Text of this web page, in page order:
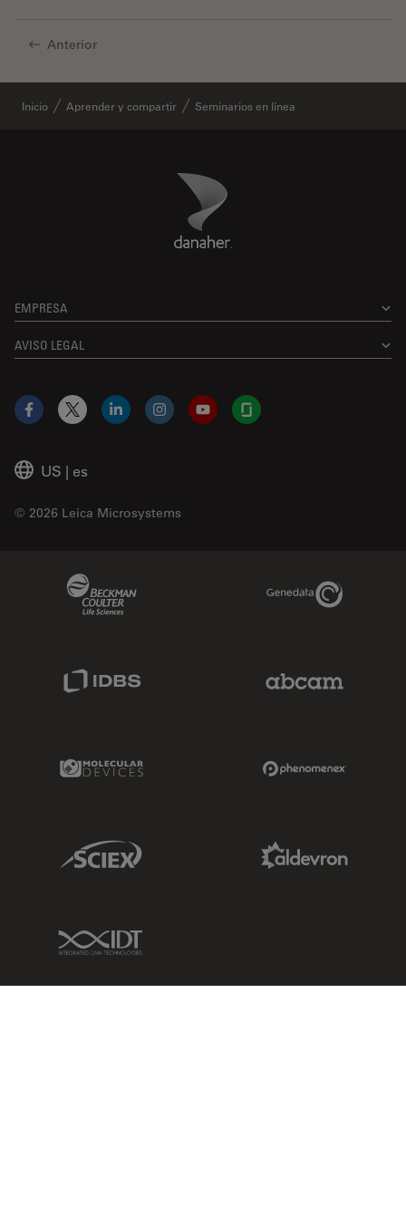
Anterior
Inicio Aprender y compartir Seminarios en línea
Danaher Logo
EMPRESA
AVISO LEGAL
US | es
© 2026 Leica Microsystems
Facebook
X LinkedInInstagramYouTubeGlassdoor
Genedata Link
Molecular Devices Link
Sciex Link
IDT Link